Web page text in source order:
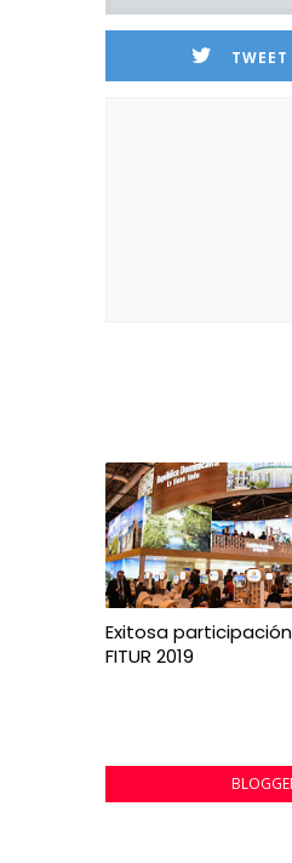
TWEET
Exitosa
FITUR 2019